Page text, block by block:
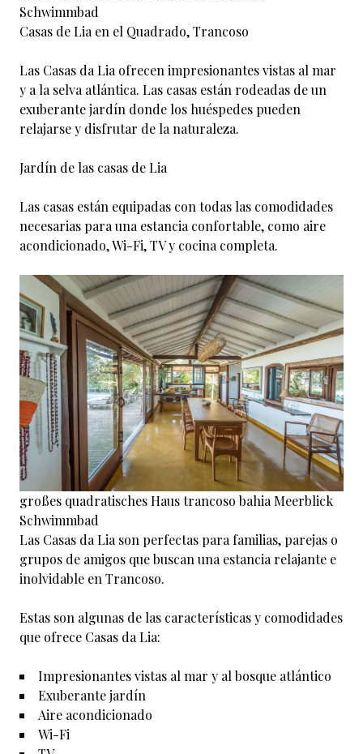
Schwimmbad
Casas de Lia en el Quadrado, Trancoso
Las Casas da Lia ofrecen impresionantes vistas al mar
y a la selva atlántica. Las casas están rodeadas de un
exuberante jardín donde los huéspedes pueden
relajarse y disfrutar de la naturaleza.
Jardín de las casas de Lia
Las casas están equipadas con todas las comodidades
necesarias para una estancia confortable, como aire
acondicionado, Wi-Fi, TV y cocina completa.
großes quadratisches Haus trancoso bahia Meerblick
Schwimmbad
Las Casas da Lia son perfectas para familias, parejas o
grupos de amigos que buscan una estancia relajante e
inolvidable en Trancoso.
Estas son algunas de las características y comodidades
que ofrece Casas da Lia:
Impresionantes vistas al mar y al bosque atlántico
Exuberante jardín
Aire acondicionado
Wi-Fi